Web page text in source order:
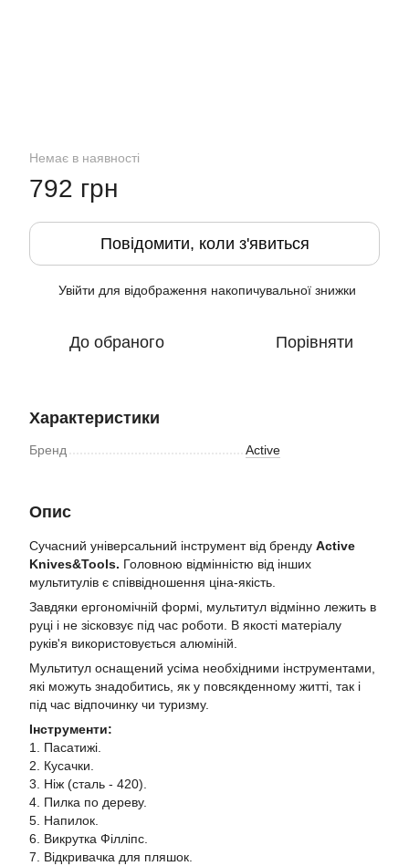
Немає в наявності
792 грн
Повідомити, коли з'явиться
Увійти для відображення накопичувальної знижки
До обраного Порівняти
Характеристики
Бренд Active
Опис
Сучасний універсальний інструмент від бренду Active
Knives&Tools. Головною відмінністю від інших
мультитулів є співвідношення ціна-якість.
Завдяки ергономічній формі, мультитул відмінно лежить в
руці і не зісковзує під час роботи. В якості матеріалу
руків'я використовується алюміній.
Мультитул оснащений усіма необхідними інструментами,
які можуть знадобитись, як у повсякденному житті, так і
під час відпочинку чи туризму.
Інструменти:
1. Пасатижі.
2. Кусачки.
3. Ніж (сталь - 420).
4. Пилка по дереву.
5. Напилок.
6. Викрутка Філліпс.
7. Відкривачка для пляшок.